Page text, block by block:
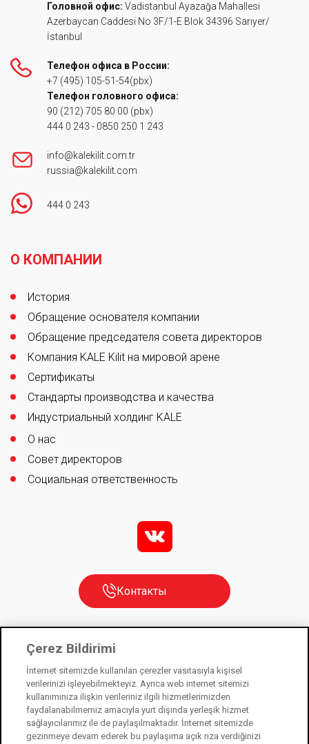
Головной офис: Vadistanbul Ayazağa Mahallesi
Azerbaycan Caddesi No 3F/1-E Blok 34396 Sarıyer/
İstanbul
Телефон офиса в России:
+7 (495) 105-51-54(pbx)
Телефон головного офиса:
90 (212) 705 80 00 (pbx)
444 0 243 - 0850 250 1 243
info@kalekilit.com.tr
russia@kalekilit.com
444 0 243
О КОМПАНИИ
История
Обращение основателя компании
Обращение председателя совета директоров
Компания KALE Kilit на мировой арене
Сертификаты
Стандарты производства и качества
Индустриальный холдинг KALE
О нас
Совет директоров
Социальная ответственность
v
Контакты
Kale Kilit is a subsidiary of Kale Industry Holding. © 2021
Law on Protection of Personal Data
Information Society Services
Cookie Usage Notice
Çerez Bildirimi
İnternet sitemizde kullanılan çerezler vasıtasıyla kişisel
verilerinizi işleyebilmekteyiz. Ayrıca web internet sitemizi
kullanımınıza ilişkin verileriniz ilgili hizmetlerimizden
faydalanabilmemiz amacıyla yurt dışında yerleşik hizmet
sağlayıcılarımız ile de paylaşılmaktadır. İnternet sitemizde
gezinmeye devam ederek bu paylaşıma açık rıza verdiğinizi